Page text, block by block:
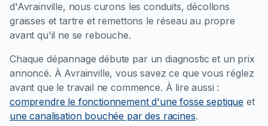
d'Avrainville, nous curons les conduits, décollons
graisses et tartre et remettons le réseau au propre
avant qu'il ne se rebouche.
Chaque dépannage débute par un diagnostic et un prix
annoncé. À Avrainville, vous savez ce que vous réglez
avant que le travail ne commence. À lire aussi :
comprendre le fonctionnement d'une fosse septique et
une canalisation bouchée par des racines.